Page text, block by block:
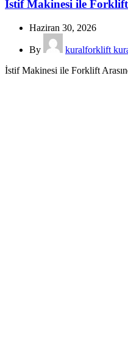
İstif Makinesi ile
Haziran 30, 2026
By
kuralforklift
İstif Makinesi ile Forklift